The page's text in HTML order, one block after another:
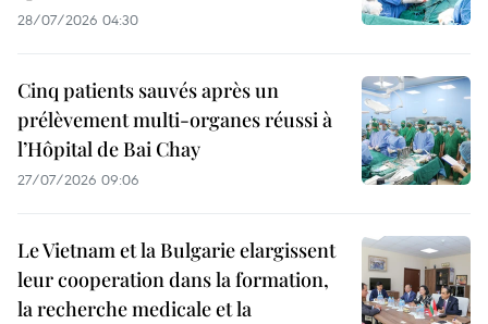
28/07/2026 04:30
Cinq patients sauvés après un
prélèvement multi-organes réussi à
l’Hôpital de Bai Chay
27/07/2026 09:06
Le Vietnam et la Bulgarie elargissent
leur cooperation dans la formation,
la recherche medicale et la